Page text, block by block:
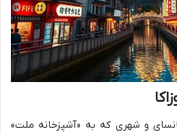
و شهری که به «آشپزخانه ملت»